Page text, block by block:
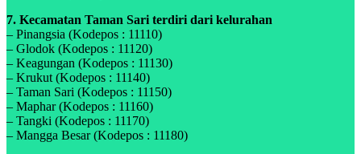
7. Kecamatan Taman Sari terdiri dari kelurahan
– Pinangsia (Kodepos : 11110)
– Glodok (Kodepos : 11120)
– Keagungan (Kodepos : 11130)
– Krukut (Kodepos : 11140)
– Taman Sari (Kodepos : 11150)
– Maphar (Kodepos : 11160)
– Tangki (Kodepos : 11170)
– Mangga Besar (Kodepos : 11180)